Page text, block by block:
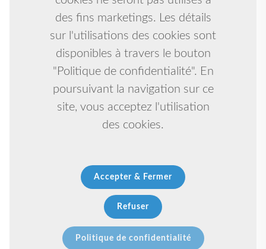
des fins marketings. Les détails
sur l'utilisations des cookies sont
disponibles à travers le bouton
"Politique de confidentialité". En
poursuivant la navigation sur ce
site, vous acceptez l'utilisation
des cookies.
Accepter & Fermer
Refuser
Politique de confidentialité